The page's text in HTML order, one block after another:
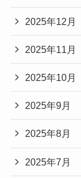
2025年12月
2025年11月
2025年10月
2025年9月
2025年8月
2025年7月